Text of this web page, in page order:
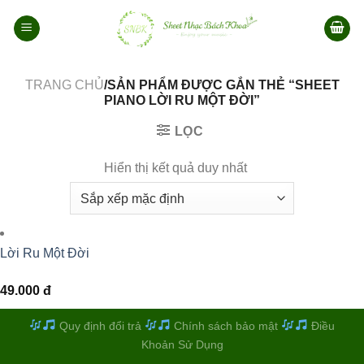
qua
TRANG CHỦ/SẢN PHẨM ĐƯỢC GẮN THẺ “SHEET
PIANO LỜI RU MỘT ĐỜI”
LỌC
Hiển thị kết quả duy nhất
Lời Ru Một Đời
49.000 đ
Quy định đổi trả Chính sách bảo mật
Điều
Khoản Sử Dụng